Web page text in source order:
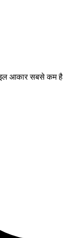
आकार सबसे कम है